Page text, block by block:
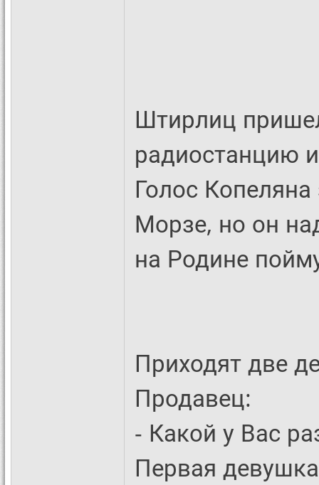
Штирлиц
радиостанцию
Голос
Морзе, но он
на Родине
Приходят две
Продавец:
- Какой у Вас
Первая